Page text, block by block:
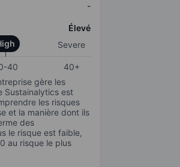
-
Élevé
Severe
40
40+
gère les
Sustainalytics est
les risques
et la manière dont ils
des
le risque est faible,
au risque le plus